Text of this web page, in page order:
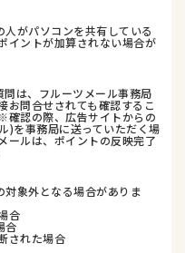
がパソコンを共有している
イントが加算されない場合が
は、フルーツメール事務局
お問合せされても確認するこ
確認の際、広告サイトからの
)を事務局に送っていただく場
ールは、ポイントの反映完了
象外となる場合がありま
合
合
された場合